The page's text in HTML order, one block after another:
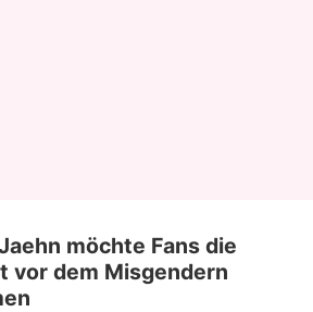
möchte Fans die
vor dem Misgendern